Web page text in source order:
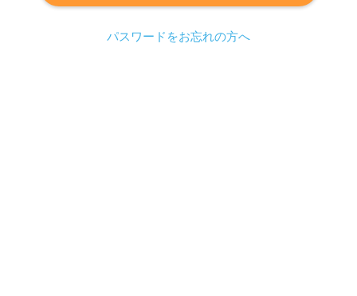
パスワードをお忘れの方へ